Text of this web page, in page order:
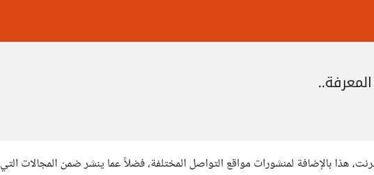
هذا بالإضافة لمنشورات مواقع التواصل المختلفة، فضلاً عما ينشر ضمن المجالات التي